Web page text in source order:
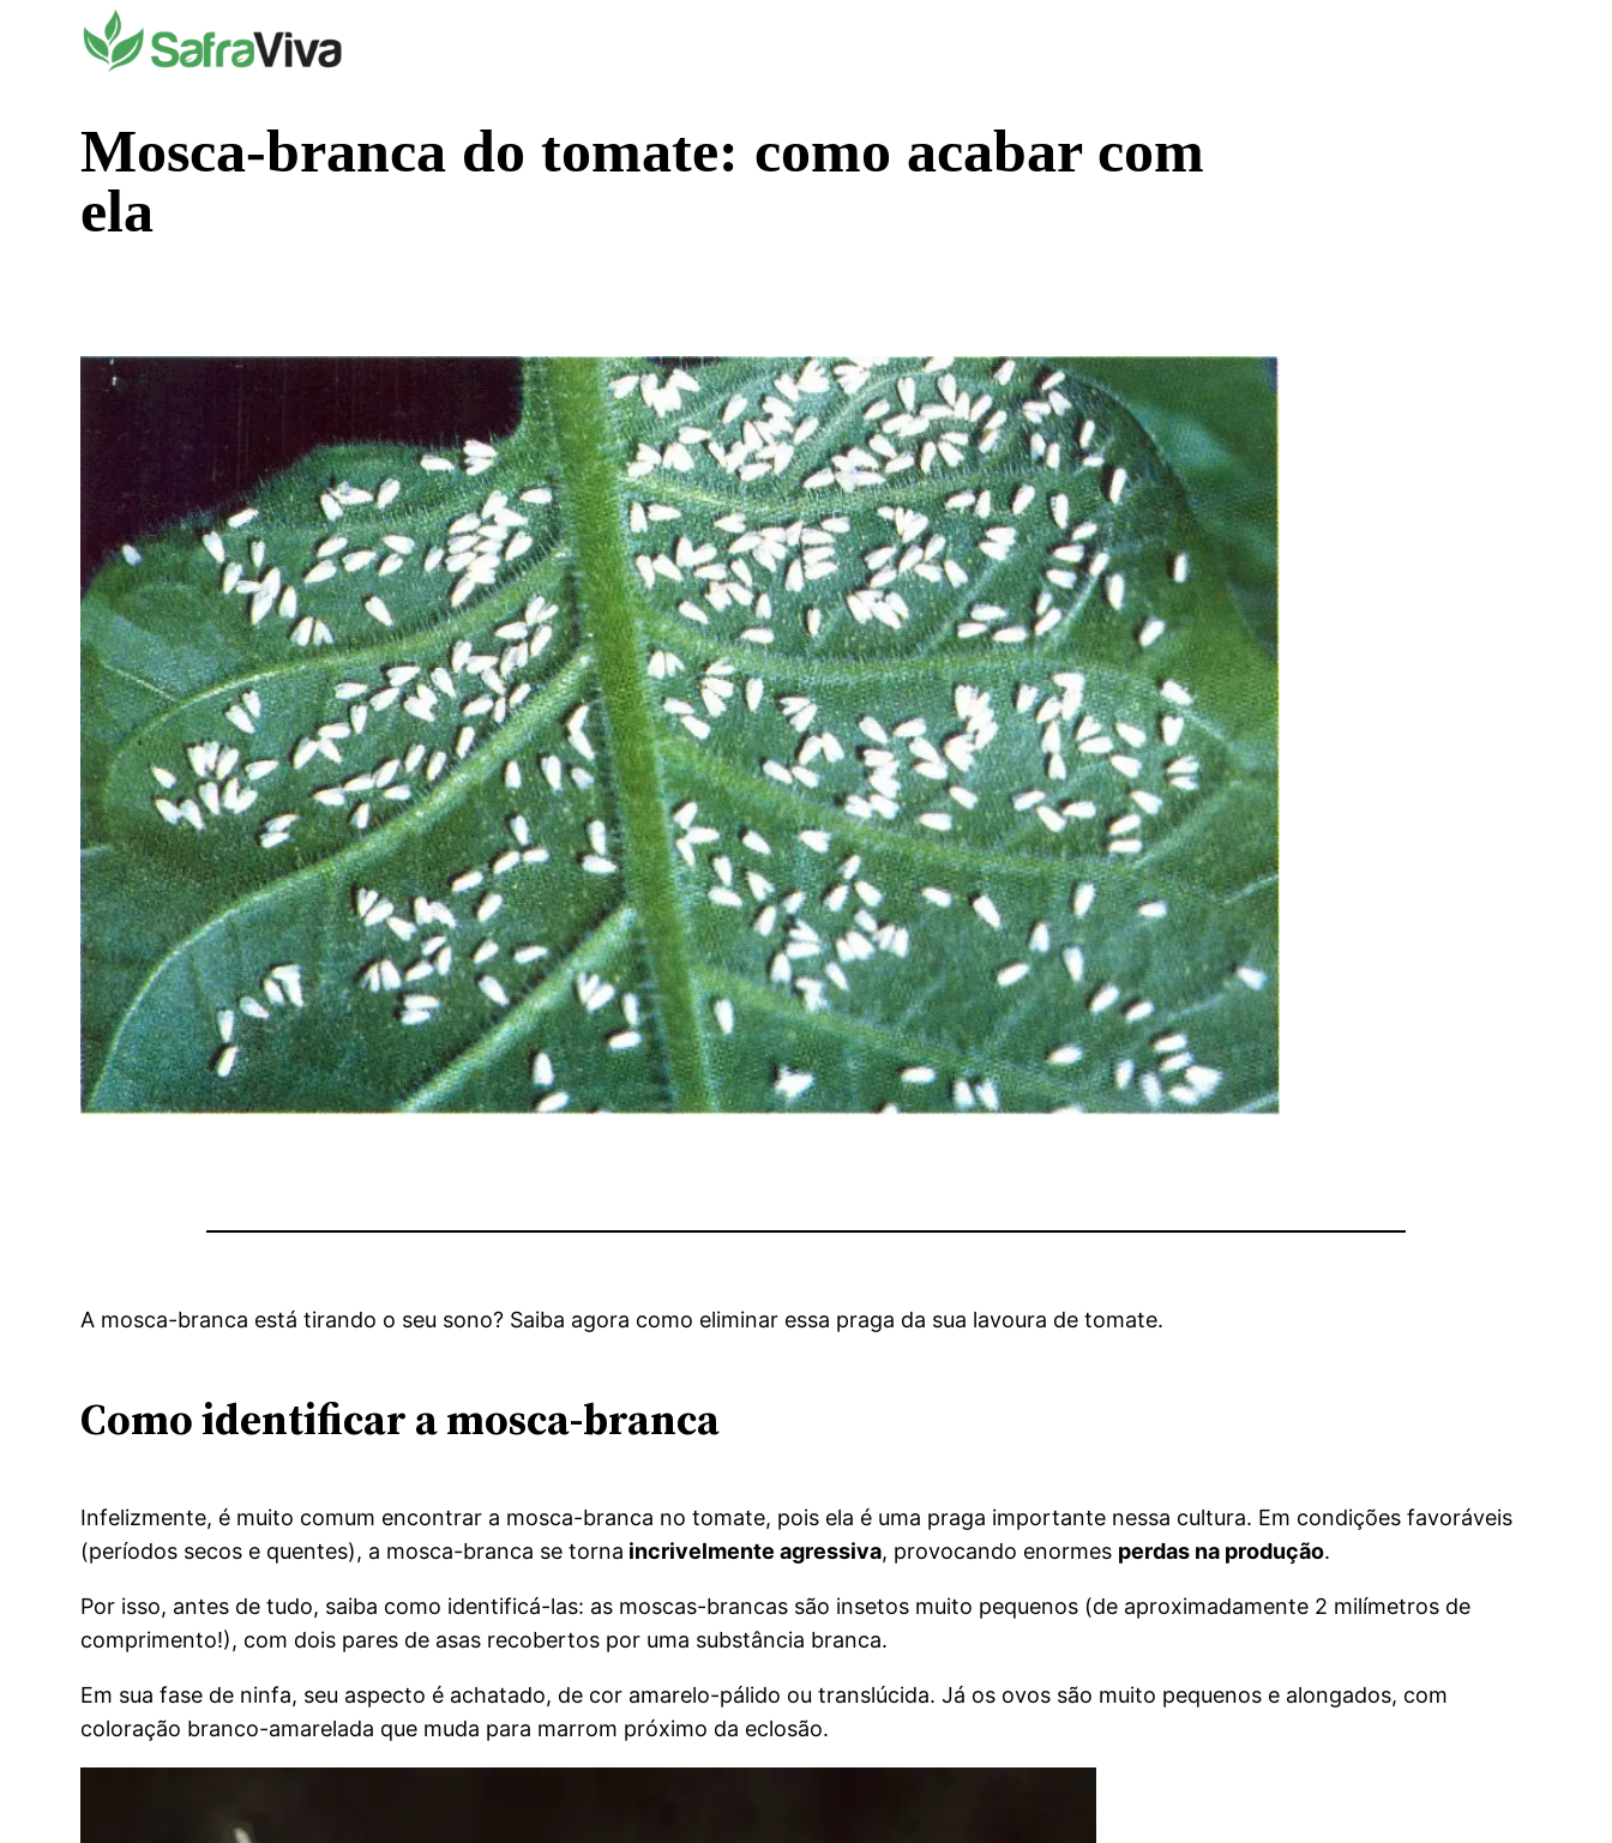
Mosca-branca do tomate: como acabar com
ela
A mosca-branca está tirando o seu sono? Saiba agora como eliminar essa praga da sua lavoura de tomate.
Como identificar a mosca-branca
Infelizmente, é muito comum encontrar a mosca-branca no tomate, pois ela é uma praga importante nessa cultura. Em condições favoráveis
(períodos secos e quentes), a mosca-branca se torna incrivelmente agressiva, provocando enormes perdas na produção.
Por isso, antes de tudo, saiba como identificá-las: as moscas-brancas são insetos muito pequenos (de aproximadamente 2 milímetros de
comprimento!), com dois pares de asas recobertos por uma substância branca.
Em sua fase de ninfa, seu aspecto é achatado, de cor amarelo-pálido ou translúcida. Já os ovos são muito pequenos e alongados, com
coloração branco-amarelada que muda para marrom próximo da eclosão.